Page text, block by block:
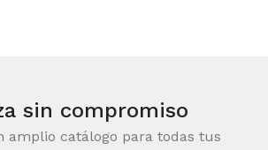
sin compromiso
amplio catálogo para todas tus